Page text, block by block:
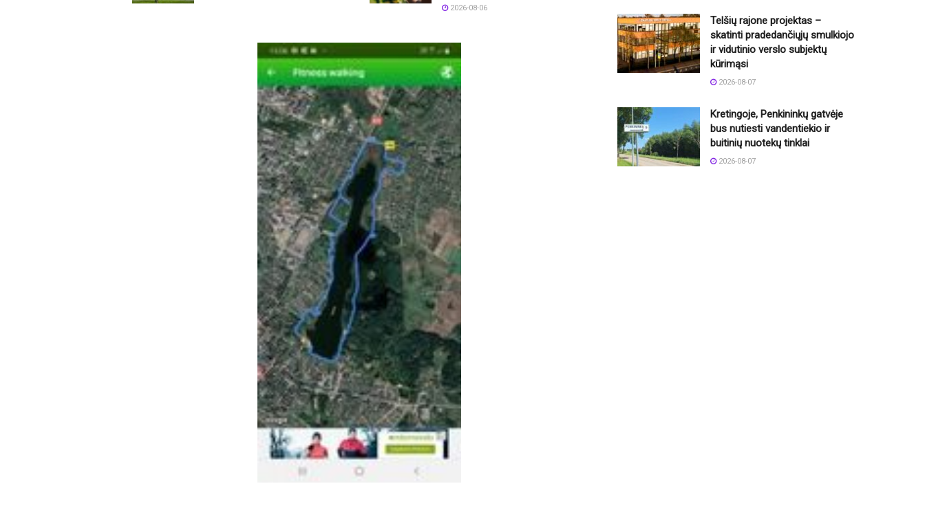
2026-08-06
Telšių rajone projektas –
skatinti pradedančiųjų smulkiojo
ir vidutinio verslo subjektų
kūrimąsi
2026-08-07
Kretingoje, Penkininkų gatvėje
bus nutiesti vandentiekio ir
buitinių nuotekų tinklai
2026-08-07